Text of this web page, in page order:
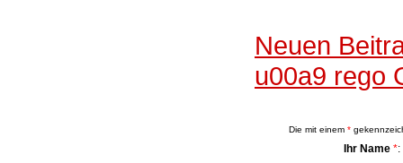
Neuen
u00a9 rego
Die mit einem *
Ihr Name *: